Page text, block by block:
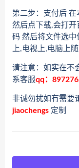
第二步：支付后
然后点下载,会打
码 然后将文件选
上,电视上,电脑上
请注意：如实在不
系客服qq：
非诚勿扰如有需要
jiaochengs 定制